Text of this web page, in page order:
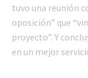
tuvo una reunión
oposición” que
proyecto”. Y
en un mejor